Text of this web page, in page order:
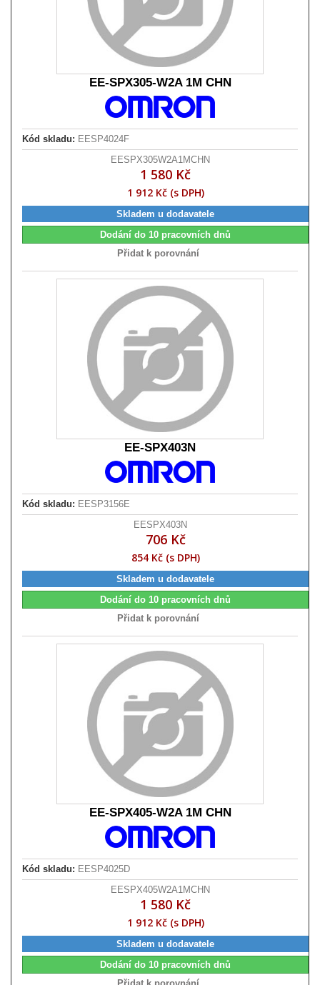
EE-SPX305-W2A 1M CHN
Kód skladu: EESP4024F
EESPX305W2A1MCHN
1 580 Kč
1 912 Kč (s DPH)
Skladem u dodavatele
Dodání do 10 pracovních dnů
Přidat k porovnání
EE-SPX403N
Kód skladu: EESP3156E
EESPX403N
706 Kč
854 Kč (s DPH)
Skladem u dodavatele
Dodání do 10 pracovních dnů
Přidat k porovnání
EE-SPX405-W2A 1M CHN
Kód skladu: EESP4025D
EESPX405W2A1MCHN
1 580 Kč
1 912 Kč (s DPH)
Skladem u dodavatele
Dodání do 10 pracovních dnů